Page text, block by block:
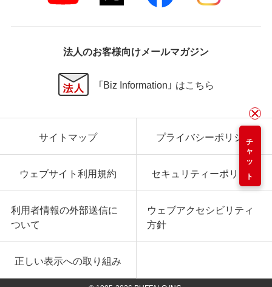
チャット
法人のお客様向けメールマガジン
「Biz Information」 はこちら
サイトマップ プライバシーポリシー
ウェブサイト利用規約 セキュリティーポリシー
利用者情報の外部送信に
ついて
ウェブアクセシビリティ
方針
正しい表示への取り組み